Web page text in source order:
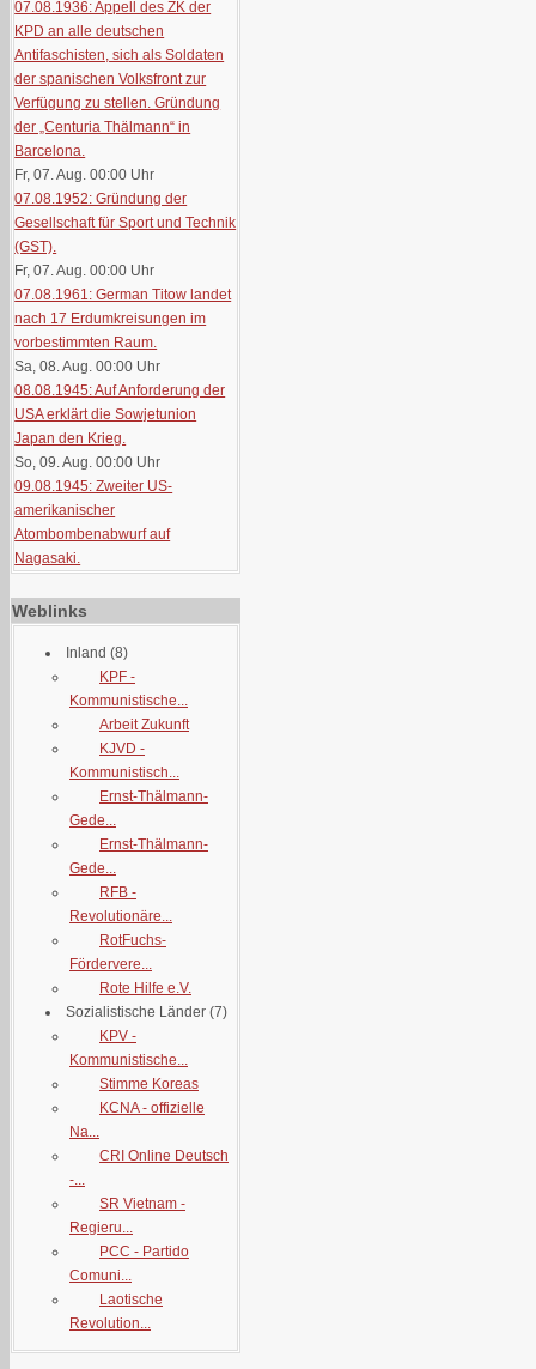
07.08.1936: Appell des ZK der
KPD an alle deutschen
Antifaschisten, sich als Soldaten
der spanischen Volksfront zur
Verfügung zu stellen. Gründung
der „Centuria Thälmann“ in
Barcelona.
Fr, 07. Aug. 00:00 Uhr
07.08.1952: Gründung der
Gesellschaft für Sport und Technik
(GST).
Fr, 07. Aug. 00:00 Uhr
07.08.1961: German Titow landet
nach 17 Erdumkreisungen im
vorbestimmten Raum.
Sa, 08. Aug. 00:00 Uhr
08.08.1945: Auf Anforderung der
USA erklärt die Sowjetunion
Japan den Krieg.
So, 09. Aug. 00:00 Uhr
09.08.1945: Zweiter US-
amerikanischer
Atombombenabwurf auf
Nagasaki.
Weblinks
Inland (8)
KPF -
Kommunistische...
Arbeit Zukunft
KJVD -
Kommunistisch...
Ernst-Thälmann-
Gede...
Ernst-Thälmann-
Gede...
RFB -
Revolutionäre...
RotFuchs-
Fördervere...
Rote Hilfe e.V.
Sozialistische Länder (7)
KPV -
Kommunistische...
Stimme Koreas
KCNA - offizielle
Na...
CRI Online Deutsch
-...
SR Vietnam -
Regieru...
PCC - Partido
Comuni...
Laotische
Revolution...